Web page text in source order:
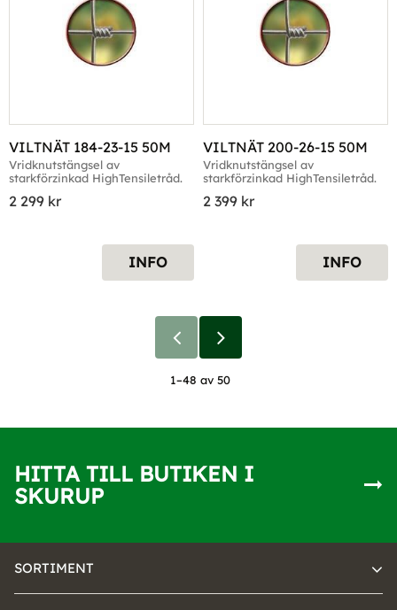
VILTNÄT 184-23-15 50M
Vridknutstängsel av
starkförzinkad HighTensiletråd.
2 299 kr
INFO
VILTNÄT 200-26-15 50M
Vridknutstängsel av
starkförzinkad HighTensiletråd.
2 399 kr
INFO
1–48 av 50
HITTA TILL BUTIKEN I
SKURUP
SORTIMENT